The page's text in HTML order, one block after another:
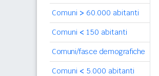
Comuni > 60.000 abitanti
Comuni < 150 abitanti
Comuni/fasce demografiche
Comuni < 5.000 abitanti